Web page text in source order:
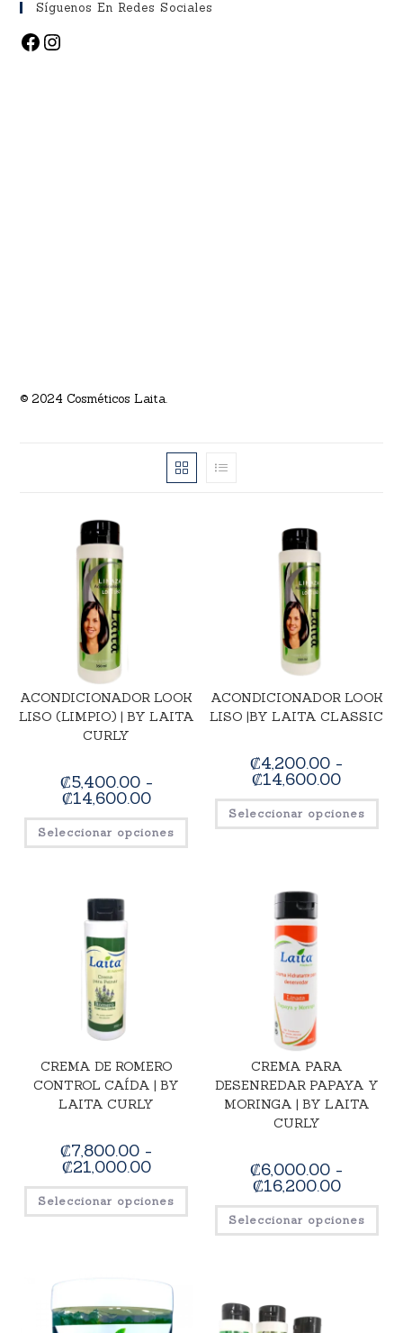
Síguenos En Redes Sociales
© 2024 Cosméticos Laita.
ACONDICIONADOR LOOK
LISO (LIMPIO) | BY LAITA
CURLY
₡5,400.00 -
₡14,600.00
Seleccionar opciones
ACONDICIONADOR LOOK
LISO |BY LAITA CLASSIC
₡4,200.00 -
₡14,600.00
Seleccionar opciones
CREMA DE ROMERO
CONTROL CAÍDA | BY
LAITA CURLY
₡7,800.00 -
₡21,000.00
Seleccionar opciones
CREMA PARA
DESENREDAR PAPAYA Y
MORINGA | BY LAITA
CURLY
₡6,000.00 -
₡16,200.00
Seleccionar opciones